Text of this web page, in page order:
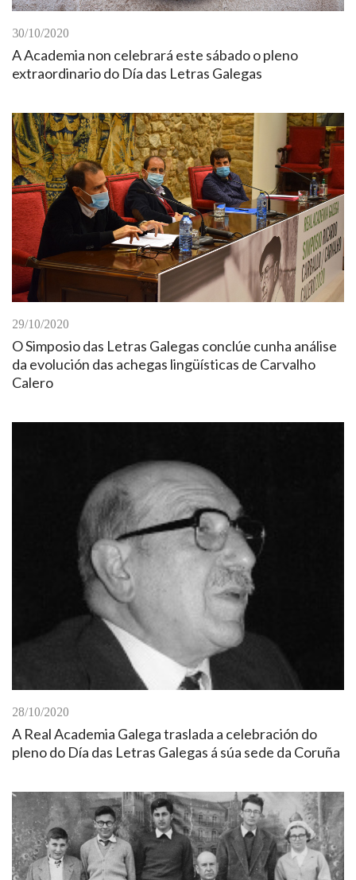
30/10/2020
A Academia non celebrará este sábado o pleno
extraordinario do Día das Letras Galegas
29/10/2020
O Simposio das Letras Galegas conclúe cunha análise
da evolución das achegas lingüísticas de Carvalho
Calero
28/10/2020
A Real Academia Galega traslada a celebración do
pleno do Día das Letras Galegas á súa sede da Coruña